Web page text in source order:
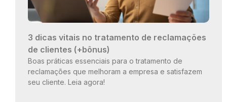
3 dicas vitais no tratamento de reclamações
de clientes (+bônus)
Boas práticas essenciais para o tratamento de
reclamações que melhoram a empresa e satisfazem
seu cliente. Leia agora!